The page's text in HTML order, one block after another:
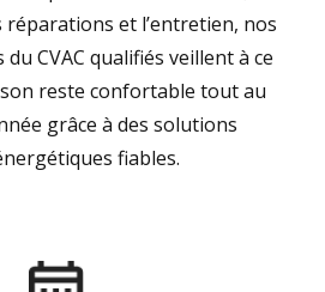
réparations et l’entretien, nos
CVAC qualifiés veillent à ce
reste confortable tout au
grâce à des solutions
fiables.